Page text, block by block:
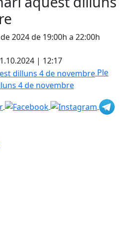
2024 de 19:00h a 22:00h
| 12:17
dilluns 4 de novembre
Ple
4 de novembre